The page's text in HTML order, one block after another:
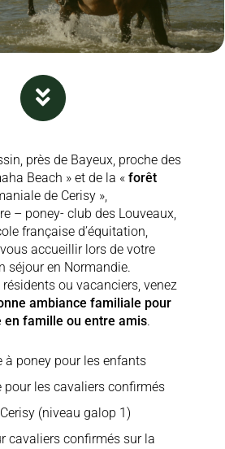
près de Bayeux, proche des
Beach » et de la « forêt
de Cerisy »,
– poney- club des Louveaux,
française d’équitation,
accueillir lors de votre
séjour en Normandie.
ou vacanciers, venez
ambiance familiale pour
en famille ou entre amis.
à poney pour les enfants
pour les cavaliers confirmés
(niveau galop 1)
cavaliers confirmés sur la